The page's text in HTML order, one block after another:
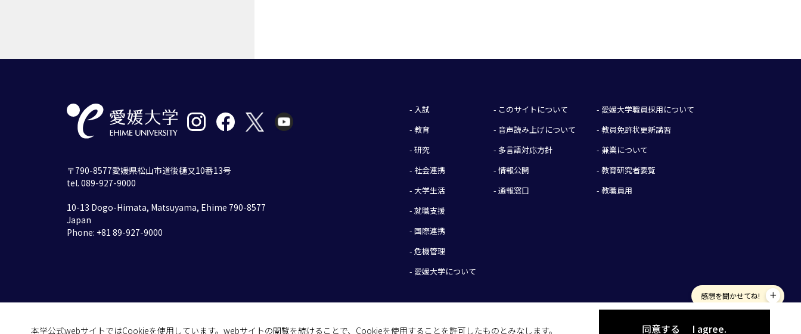
本学公式webサイトではCookieを使用しています。webサイトの閲覧を続けることで、Cookieを使用することを許可したものとみなします。 同意する I agree.
感想を聞かせてね!
- 入試
- 教育
- 研究
- 社会連携
- 大学生活
- 就職支援
- 国際連携
- 危機管理
- 愛媛大学について
- このサイトについて
- 音声読み上げについて
- 多言語対応方針
- 情報公開
- 通報窓口
- 愛媛大学職員採用について
- 教員免許状更新講習
- 兼業について
- 教育研究者要覧
- 教職員用
〒790-8577愛媛県松山市道後樋又10番13号
tel. 089-927-9000
10-13 Dogo-Himata, Matsuyama, Ehime 790-8577
Japan
Phone: +81 89-927-9000